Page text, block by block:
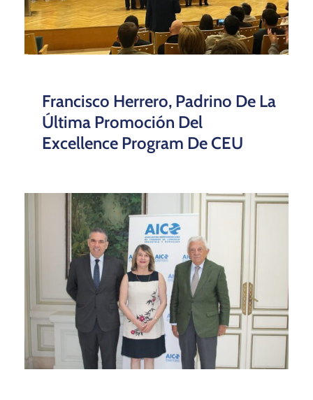
Francisco Herrero, Padrino De La
Última Promoción Del
Excellence Program De CEU